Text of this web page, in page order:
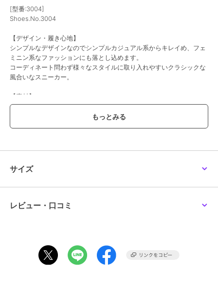
ハスキー
【牛革】デザインバック
ル 5.5cmヒールパンプ
ス
¥3,979
FAVO FAVO リボンモチ
ーフ スクエアトゥ
3.5cmヒール 晴雨兼用
¥ 2,479
[型番:3004]
Shoes.No.3004
【デザイン・履き心地】
シンプルなデザインなのでシンプルカジュアル系からキレイめ、フェ
ミニン系なファッションにも落とし込めます。
コーディネート問わず様々なスタイルに取り入れやすいクラシックな
風合いなスニーカー。
【素材】
柔らかなリネンライクなポリエステルを使用。
春夏のファッションにピッタリです。
手に持った瞬間、軽さがわかる軽量素材EVAソールを使用しています
普段23.5cmを履いているスタッフでMサイズでジャストでした。
※サイズ感には個人差がある為、ご参考程度にお考え下さい。
商品カテゴリ シューズ ／パンプス
性別タイプ
レディース
サイズ
レビュー・口コミ